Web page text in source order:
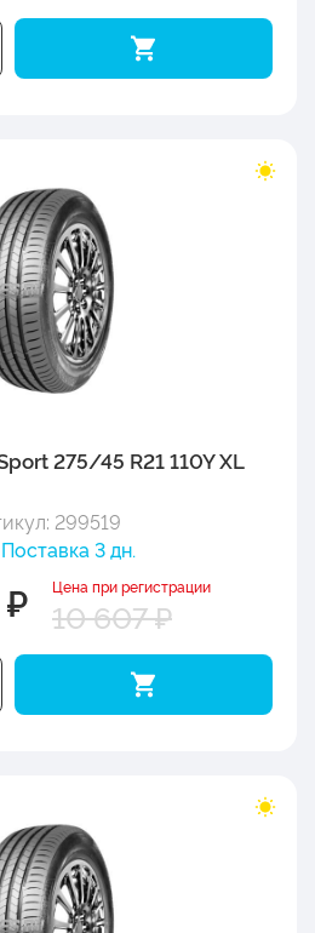
275/45 R21 110Y XL
299519
3 дн.
Цена при регистрации
10 607 ₽